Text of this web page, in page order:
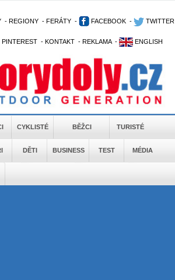
- REGIONY - FERÁTY - FACEBOOK - TWITTER
PINTEREST - KONTAKT - REKLAMA - ENGLISH
CYKLISTÉ BĚŽCI TURISTÉ
DĚTI BUSINESS TEST MÉDIA